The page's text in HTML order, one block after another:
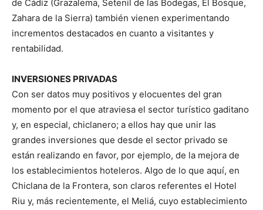
de Cádiz (Grazalema, Setenil de las Bodegas, El Bosque,
Zahara de la Sierra) también vienen experimentando
incrementos destacados en cuanto a visitantes y
rentabilidad.
INVERSIONES PRIVADAS
Con ser datos muy positivos y elocuentes del gran
momento por el que atraviesa el sector turístico gaditano
y, en especial, chiclanero; a ellos hay que unir las
grandes inversiones que desde el sector privado se
están realizando en favor, por ejemplo, de la mejora de
los establecimientos hoteleros. Algo de lo que aquí, en
Chiclana de la Frontera, son claros referentes el Hotel
Riu y, más recientemente, el Meliá, cuyo establecimiento